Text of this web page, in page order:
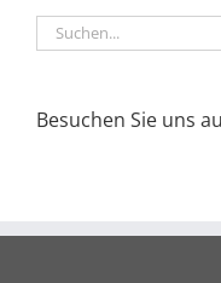
Suche
nach:
Besuchen Sie uns